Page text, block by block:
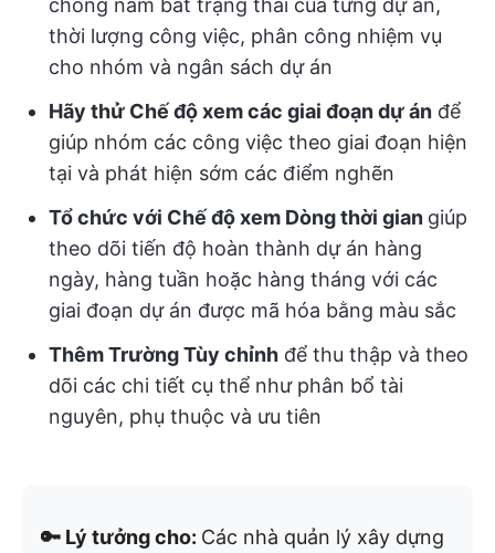
chóng nắm bắt trạng thái của từng dự án,
thời lượng công việc, phân công nhiệm vụ
cho nhóm và ngân sách dự án
Hãy thử Chế độ xem các giai đoạn dự án để
giúp nhóm các công việc theo giai đoạn hiện
tại và phát hiện sớm các điểm nghẽn
Tổ chức với Chế độ xem Dòng thời gian giúp
theo dõi tiến độ hoàn thành dự án hàng
ngày, hàng tuần hoặc hàng tháng với các
giai đoạn dự án được mã hóa bằng màu sắc
Thêm Trường Tùy chỉnh để thu thập và theo
dõi các chi tiết cụ thể như phân bổ tài
nguyên, phụ thuộc và ưu tiên
🔑 Lý tưởng cho: Các nhà quản lý xây dựng